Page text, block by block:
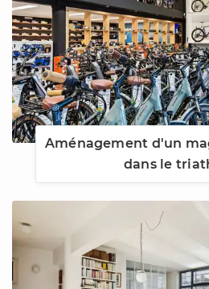
Aménagement d'un
dans le